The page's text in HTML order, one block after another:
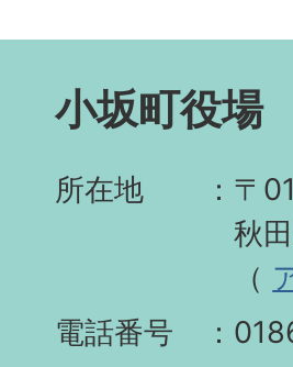
小坂町役場
所在地
〒
秋
（
電話番号